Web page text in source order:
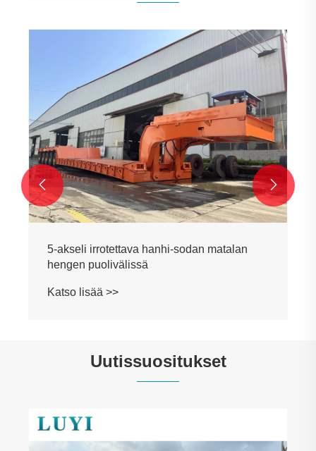
5-akseli irrotettava hanhi-sodan matalan
hengen puolivälissä
Katso lisää >>
 
Uutissuositukset